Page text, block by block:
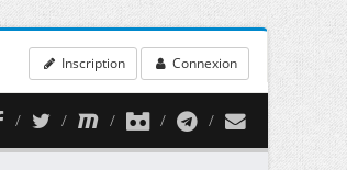
Inscription Connexion